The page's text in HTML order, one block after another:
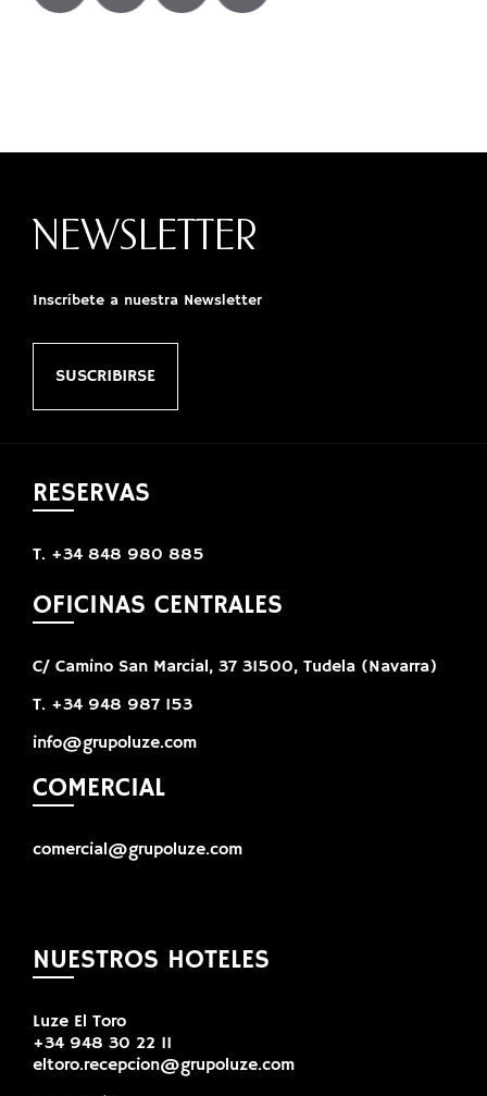
NEWSLETTER
Inscríbete a nuestra Newsletter
SUSCRIBIRSE
RESERVAS
T. +34 848 980 885
OFICINAS CENTRALES
C/ Camino San Marcial, 37 31500, Tudela (Navarra)
T. +34 948 987 153
info@grupoluze.com
COMERCIAL
comercial@grupoluze.com
NUESTROS HOTELES
Luze El Toro
+34 948 30 22 11
eltoro.recepcion@grupoluze.com